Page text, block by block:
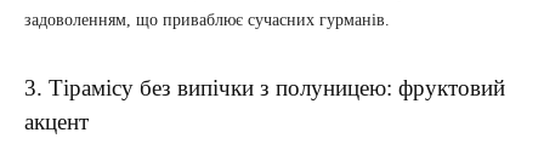
задоволенням, що приваблює сучасних гурманів.
3. Тірамісу без випічки з полуницею: фруктовий
акцент